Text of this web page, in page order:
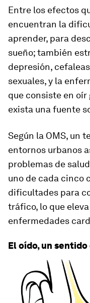
Entre los efectos
encuentran la
aprender, para
sueño; también
depresión,
sexuales, y la
que consiste en oír
exista una fuente
Según la OMS, un
entornos urbanos
problemas de
uno de cada cinco
dificultades para
tráfico, lo que
enfermedades
El oído, un